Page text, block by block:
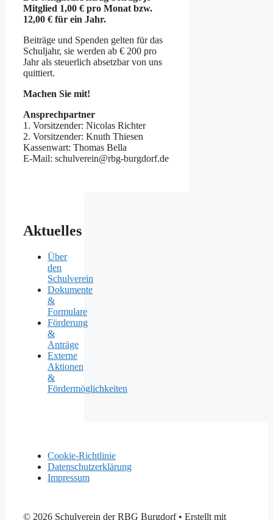
Mitglied 1,00 € pro Monat bzw.
12,00 € für ein Jahr.
Beiträge und Spenden gelten für das
Schuljahr, sie werden ab € 200 pro
Jahr als steuerlich absetzbar von uns
quittiert.
Machen Sie mit!
Ansprechpartner
1. Vorsitzender: Nicolas Richter
2. Vorsitzender: Knuth Thiesen
Kassenwart: Thomas Bella
E-Mail: schulverein@rbg-burgdorf.de
Aktuelles
Über
den
Schulverein
Dokumente
&
Formulare
Förderung
&
Anträge
Externe
Aktionen
&
Fördermöglichkeiten
Cookie-Richtlinie
Datenschutzerklärung
Impressum
© 2026 Schulverein der RBG Burgdorf• Erstellt mit